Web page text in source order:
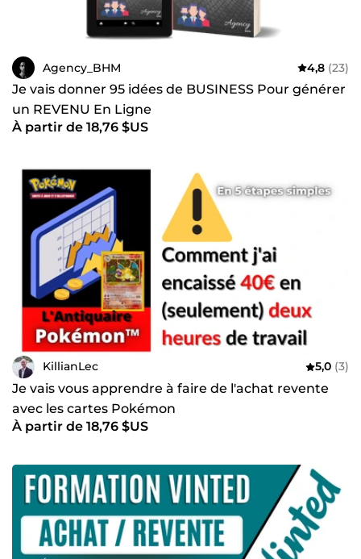
Agency_BHM 4,8 (23)
Je vais donner 95 idées de BUSINESS Pour générer
un REVENU En Ligne
À partir de 18,76 $US
KillianLec 5,0 (3)
Je vais vous apprendre à faire de l'achat revente
avec les cartes Pokémon
À partir de 18,76 $US